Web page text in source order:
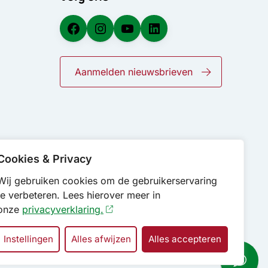
& Privacy
gebruiken cookies om de gebruikerservaring
verbeteren. Lees hierover meer in
privacyverklaring.
Instellingen Alles afwijzen Alles accepteren
Facebook
Instagram
YouTubeLinkedIn
Aanmelden nieuwsbrieven